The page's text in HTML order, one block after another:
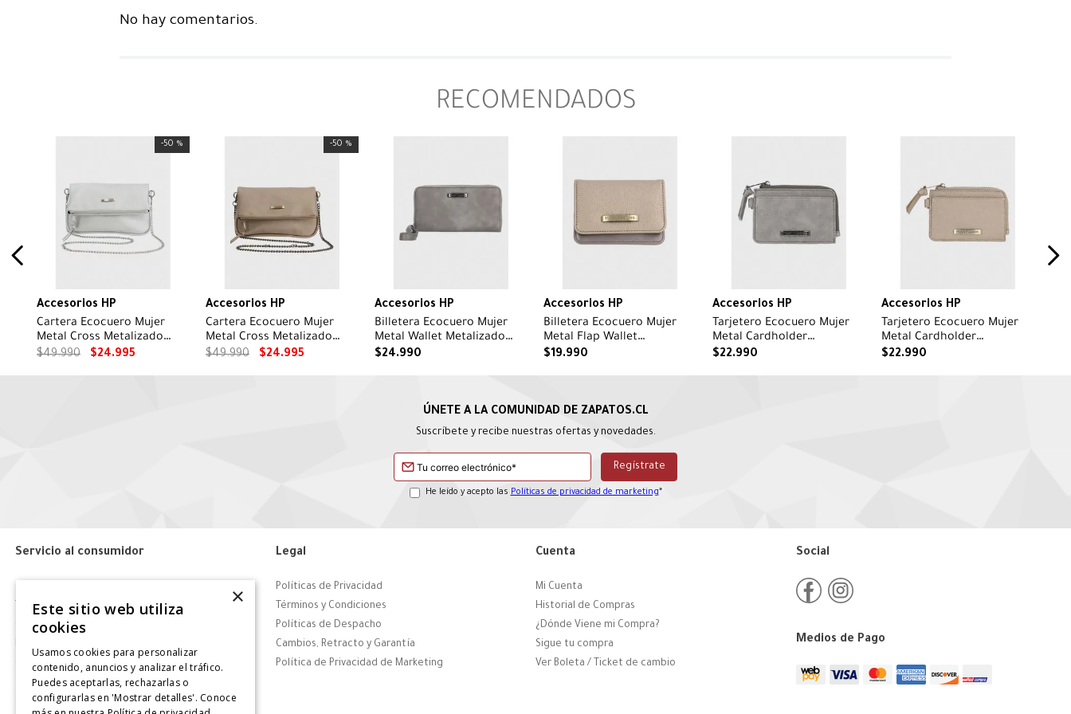
No hay comentarios.
RECOMENDADOS
-50 %
Accesorios HP
Cartera Ecocuero Mujer
Metal Cross Metalizado
Hush Puppies
$49.990 $24.995
-50 %
Accesorios HP
Cartera Ecocuero Mujer
Metal Cross Metalizado
Hush Puppies
$49.990 $24.995
Accesorios HP
Billetera Ecocuero Mujer
Metal Wallet Metalizado
Hush Puppies
$24.990
Accesorios HP
Billetera Ecocuero Mujer
Metal Flap Wallet
Metalizado Hush Puppies
$19.990
Accesorios HP
Tarjetero Ecocuero Mujer
Metal Cardholder
Metalizado Hush Puppies
$22.990
Accesorios HP
Tarjetero Ecocuero Mujer
Metal Cardholder
Metalizado Hush Puppies
$22.990
Suscríbete y recibe nuestras ofertas y novedades.
He leído y acepto las Políticas de privacidad de marketing*
Servicio al consumidor
Tiendas
Contáctanos
Giftcard
Solicitar Factura
CyberDay
Legal
Políticas de Privacidad
Términos y Condiciones
Políticas de Despacho
Cambios, Retracto y Garantía
Política de Privacidad de Marketing
Cuenta
Mi Cuenta
Historial de Compras
¿Dónde Viene mi Compra?
Sigue tu compra
Ver Boleta / Ticket de cambio
Social
Medios de Pago
×
Este sitio web utiliza
cookies
Usamos cookies para personalizar
contenido, anuncios y analizar el tráfico.
Puedes aceptarlas, rechazarlas o
configurarlas en 'Mostrar detalles'. Conoce